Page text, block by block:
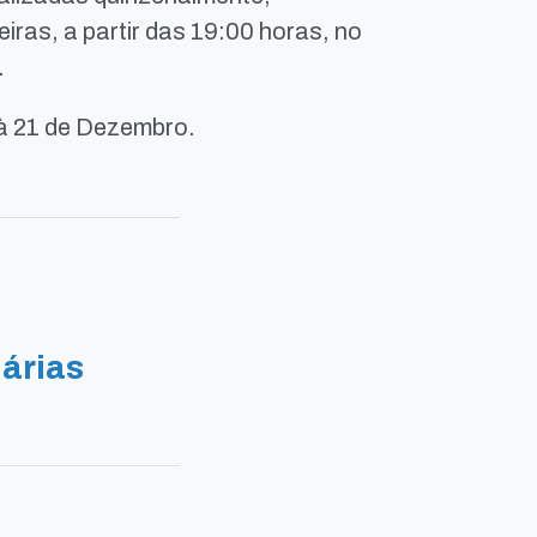
a partir das 19:00 horas, no
21 de Dezembro.